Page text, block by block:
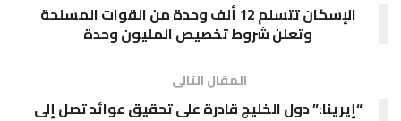
الإسكان تتسلم 12 ألف وحدة من القوات المسلحة
وتعلن شروط تخصيص المليون وحدة
المقال التالى
“إيرينا:” دول الخليج قادرة على تحقيق عوائد تصل إلى